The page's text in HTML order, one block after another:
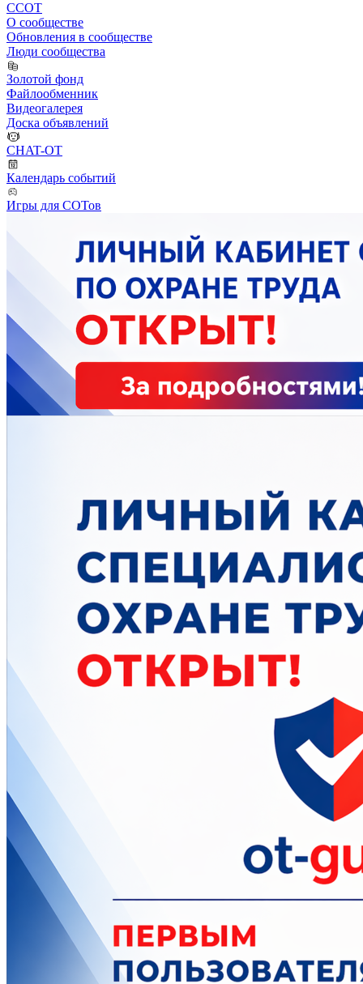
ССОТ
О сообществе
Обновления в сообществе
Люди сообщества
Золотой фонд
Файлообменник
Видеогалерея
Доска объявлений
CHAT-OT
Календарь событий
Игры для СОТов